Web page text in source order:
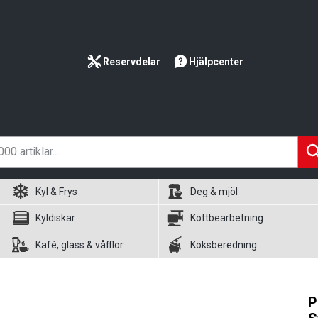
Reservdelar Hjälpcenter
Kyl & Frys Deg & mjöl
Kyldiskar Köttbearbetning
Kafé, glass & våfflor Köksberedning